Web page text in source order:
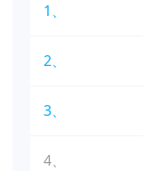
1、
2、
3、
4、